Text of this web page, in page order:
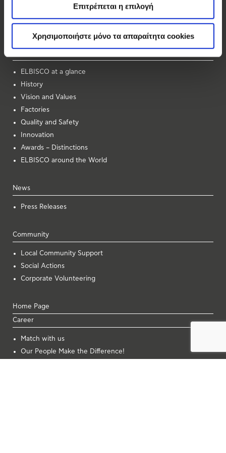
Επιτρέπεται η επιλογή
Χρησιμοποιήστε μόνο τα απαραίτητα cookies
Forma
ELBISCO at a glance
History
Vision and Values
Factories
Quality and Safety
Innovation
Awards – Distinctions
ELBISCO around the World
News
Press Releases
Community
Local Community Support
Social Actions
Corporate Volunteering
Home Page
Career
Μatch with us
Our People Make the Difference!